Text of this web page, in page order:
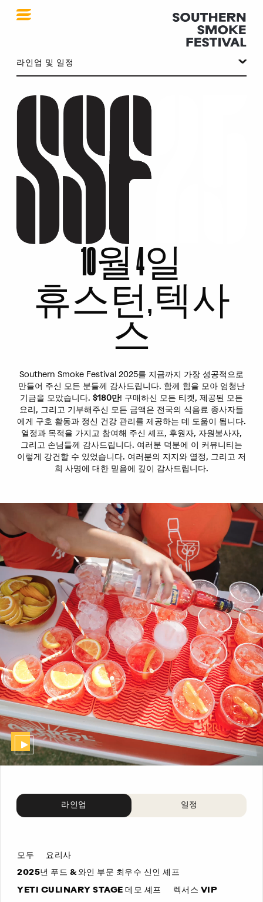
라인업 및 일정
10월 4일
휴스턴, 텍사
스
Southern Smoke Festival 2025를 지금까지 가장 성공적으로
만들어 주신 모든 분들께 감사드립니다. 함께 힘을 모아 엄청난
기금을 모았습니다. $180만! 구매하신 모든 티켓, 제공된 모든
요리, 그리고 기부해주신 모든 금액은 전국의 식음료 종사자들
에게 구호 활동과 정신 건강 관리를 제공하는 데 도움이 됩니다.
열정과 목적을 가지고 참여해 주신 셰프, 후원자, 자원봉사자,
그리고 손님들께 감사드립니다. 여러분 덕분에 이 커뮤니티는
이렇게 강건할 수 있었습니다. 여러분의 지지와 열정, 그리고 저
희 사명에 대한 믿음에 깊이 감사드립니다.
라인업 일정
모두
요리사
2025년 푸드 & 와인 부문 최우수 신인 셰프
YETI CULINARY STAGE 데모 셰프
렉서스 VIP